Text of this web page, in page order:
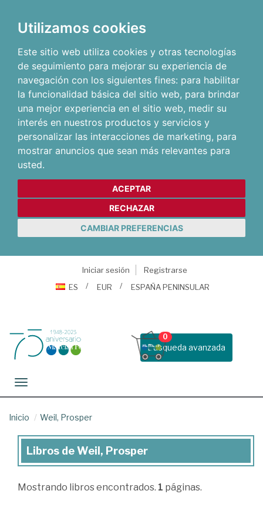
Utilizamos cookies
Este sitio web utiliza cookies y otras tecnologías
de seguimiento para mejorar su experiencia de
navegación con los siguientes fines: para habilitar
la funcionalidad básica del sitio web, para brindar
una mejor experiencia en el sitio web, medir su
interés en nuestros productos y servicios y
personalizar las interacciones de marketing, para
mostrar anuncios que sean más relevantes para
usted.
ACEPTAR
RECHAZAR
CAMBIAR PREFERENCIAS
Iniciar sesión
Registrarse
ES
EUR ESPAÑA PENINSULAR
Busqueda avanzada
0
Toggle navigation
Inicio Weil, Prosper
Libros
Weil,
Libros de Weil, Prosper
Mostrando libros encontrados. 1 páginas.